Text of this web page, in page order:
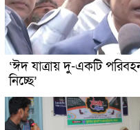
‘ঈদ যাত্রায় দু-একটি
নিচ্ছে’